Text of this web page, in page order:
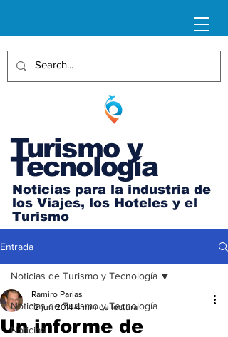
Turismo y
Tecnología
Noticias para la industria de
los Viajes, los Hoteles y el
Turismo
Entrada
Noticias de Turismo y Tecnología
Noticias
Noticias de Turismo y Tecnología
Un informe de
Ramiro Parias
12 jun 2014 4 min de lectura